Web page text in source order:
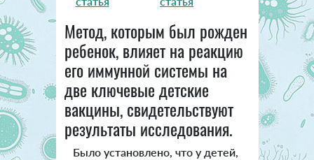
Метод, которым был рожден
ребенок, влияет на реакцию
его иммунной системы на
две ключевые детские
вакцины, свидетельствуют
результаты исследования.
Было установлено, что у детей,